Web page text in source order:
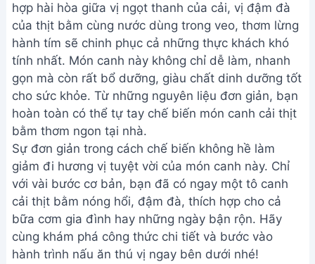
hợp hài hòa giữa vị ngọt thanh của cải, vị đậm đà
của thịt bằm cùng nước dùng trong veo, thơm lừng
hành tím sẽ chinh phục cả những thực khách khó
tính nhất. Món canh này không chỉ dễ làm, nhanh
gọn mà còn rất bổ dưỡng, giàu chất dinh dưỡng tốt
cho sức khỏe. Từ những nguyên liệu đơn giản, bạn
hoàn toàn có thể tự tay chế biến món canh cải thịt
bằm thơm ngon tại nhà.
Sự đơn giản trong cách chế biến không hề làm
giảm đi hương vị tuyệt vời của món canh này. Chỉ
với vài bước cơ bản, bạn đã có ngay một tô canh
cải thịt bằm nóng hổi, đậm đà, thích hợp cho cả
bữa cơm gia đình hay những ngày bận rộn. Hãy
cùng khám phá công thức chi tiết và bước vào
hành trình nấu ăn thú vị ngay bên dưới nhé!